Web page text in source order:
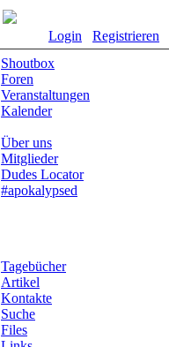
Login Registrieren
Shoutbox
Foren
Veranstaltungen
Kalender
Über uns
Mitglieder
Dudes Locator
#apokalypsed
Tagebücher
Artikel
Kontakte
Suche
Files